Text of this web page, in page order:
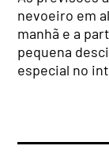
nevoeiro em
manhã e a
pequena
especial no